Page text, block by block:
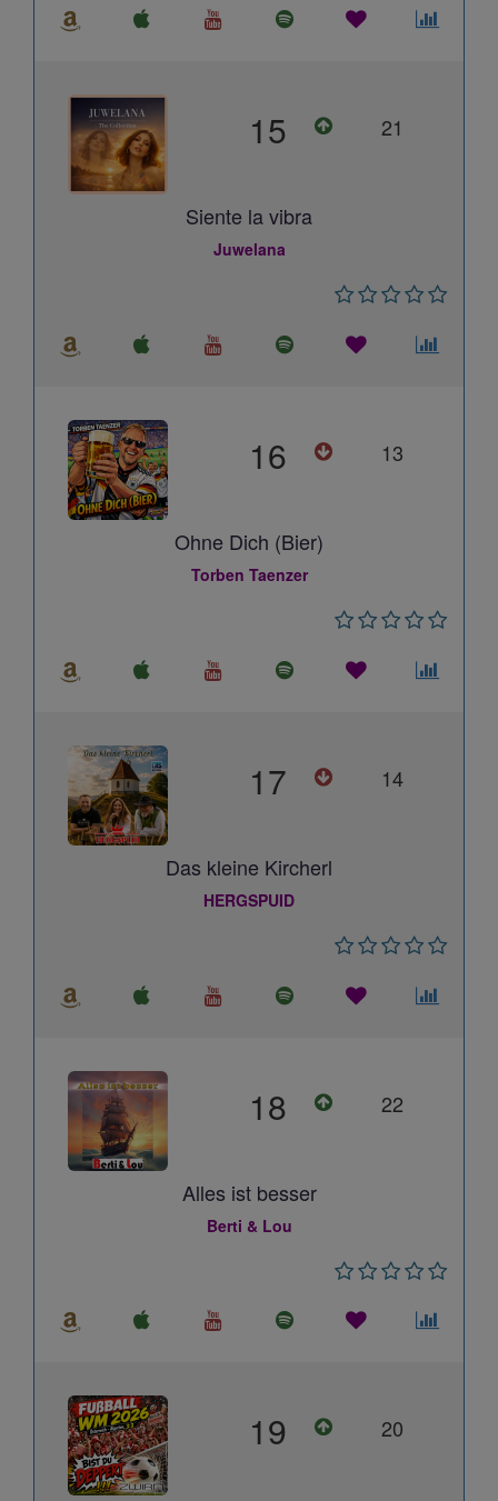
15 21
Siente la vibra
Juwelana
16 13
Ohne Dich (Bier)
Torben Taenzer
17 14
Das kleine Kircherl
HERGSPUID
18 22
Alles ist besser
Berti & Lou
19 20